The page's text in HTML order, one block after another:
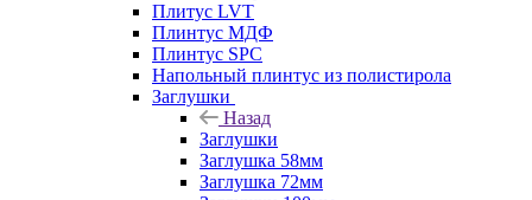
Плитус LVT
Плинтус МДФ
Плинтус SPC
Напольный плинтус из полистирола
Заглушки
Назад
Заглушки
Заглушка 58мм
Заглушка 72мм